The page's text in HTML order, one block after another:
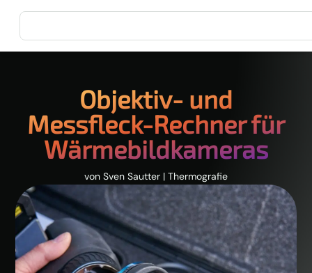
Objektiv- und
Messfleck-Rechner für
Wärmebildkameras
von Sven Sautter | Thermografie